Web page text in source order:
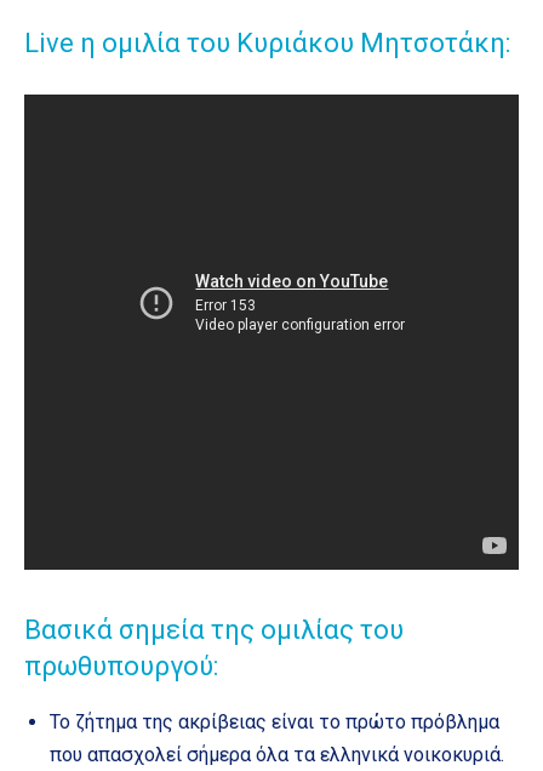
Live η ομιλία του Κυριάκου Μητσοτάκη:
Βασικά σημεία της ομιλίας του
πρωθυπουργού:
Το ζήτημα της ακρίβειας είναι το πρώτο πρόβλημα
που απασχολεί σήμερα όλα τα ελληνικά νοικοκυριά.